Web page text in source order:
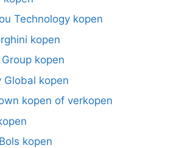
Technology kopen
kopen
kopen
kopen
kopen of verkopen
kopen